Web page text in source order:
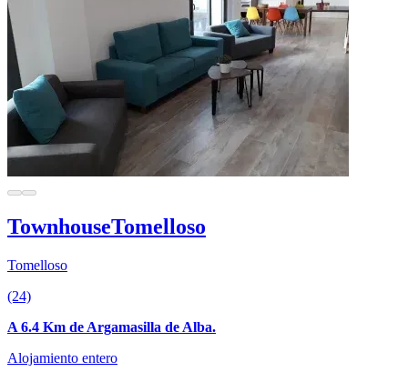
TownhouseTomelloso
Tomelloso
(24)
A 6.4 Km de Argamasilla de Alba.
Alojamiento entero